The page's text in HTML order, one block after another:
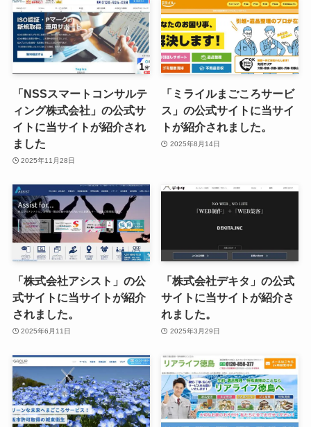
「NSSスマートコンサルテ
ィング株式会社」の公式サ
イトに当サイトが紹介され
ました
2025年11月28日
「ミライルまごころサービ
ス」の公式サイトに当サイ
トが紹介されました。
2025年8月14日
「株式会社アシスト」の公
式サイトに当サイトが紹介
されました。
2025年6月11日
「株式会社デキタ」の公式
サイトに当サイトが紹介さ
れました。
2025年3月29日